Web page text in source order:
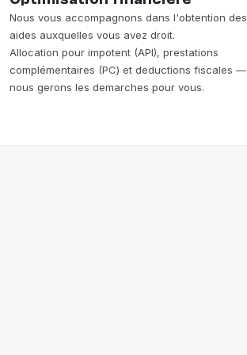
Nous vous accompagnons dans l'obtention des
aides auxquelles vous avez droit.
Allocation pour impotent (API), prestations
complémentaires (PC) et deductions fiscales —
nous gerons les demarches pour vous.